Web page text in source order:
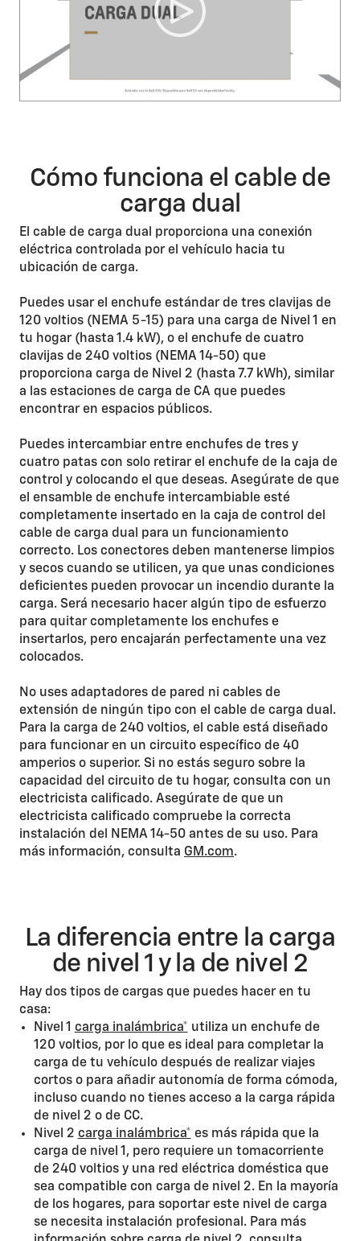
Cómo funciona el cable de
carga dual
El cable de carga dual proporciona una conexión
eléctrica controlada por el vehículo hacia tu
ubicación de carga.
Puedes usar el enchufe estándar de tres clavijas de
120 voltios (NEMA 5-15) para una carga de Nivel 1 en
tu hogar (hasta 1.4 kW), o el enchufe de cuatro
clavijas de 240 voltios (NEMA 14-50) que
proporciona carga de Nivel 2 (hasta 7.7 kWh), similar
a las estaciones de carga de CA que puedes
encontrar en espacios públicos.
Puedes intercambiar entre enchufes de tres y
cuatro patas con solo retirar el enchufe de la caja de
control y colocando el que deseas. Asegúrate de que
el ensamble de enchufe intercambiable esté
completamente insertado en la caja de control del
cable de carga dual para un funcionamiento
correcto. Los conectores deben mantenerse limpios
y secos cuando se utilicen, ya que unas condiciones
deficientes pueden provocar un incendio durante la
carga. Será necesario hacer algún tipo de esfuerzo
para quitar completamente los enchufes e
insertarlos, pero encajarán perfectamente una vez
colocados.
No uses adaptadores de pared ni cables de
extensión de ningún tipo con el cable de carga dual.
Para la carga de 240 voltios, el cable está diseñado
para funcionar en un circuito específico de 40
amperios o superior. Si no estás seguro sobre la
capacidad del circuito de tu hogar, consulta con un
electricista calificado. Asegúrate de que un
electricista calificado compruebe la correcta
instalación del NEMA 14-50 antes de su uso. Para
más información, consulta GM.com.
La diferencia entre la carga
de nivel 1 y la de nivel 2
Hay dos tipos de cargas que puedes hacer en tu
casa:
Nivel 1 carga inalámbrica* utiliza un enchufe de
120 voltios, por lo que es ideal para completar la
carga de tu vehículo después de realizar viajes
cortos o para añadir autonomía de forma cómoda,
incluso cuando no tienes acceso a la carga rápida
de nivel 2 o de CC.
Nivel 2 carga inalámbrica* es más rápida que la
carga de nivel 1, pero requiere un tomacorriente
de 240 voltios y una red eléctrica doméstica que
sea compatible con carga de nivel 2. En la mayoría
de los hogares, para soportar este nivel de carga
se necesita instalación profesional. Para más